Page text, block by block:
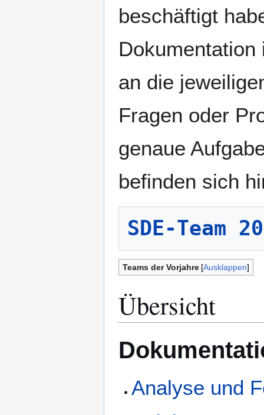
beschäftigt
an die
Fragen oder
genaue
befinden sich
SDE-Team
Ausklappen
Teams der Vorjahre
Übersicht
Analyse und